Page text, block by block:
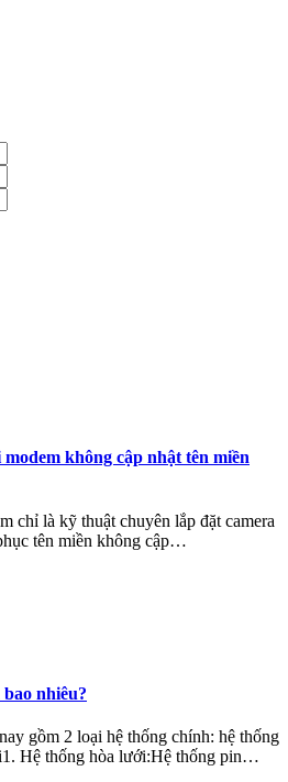
không cập nhật tên miền
chỉ là kỹ thuật chuyên lắp đặt camera
tên miền không cập…
nhiêu?
gồm 2 loại hệ thống chính: hệ thống
Hệ thống hòa lưới:Hệ thống pin…